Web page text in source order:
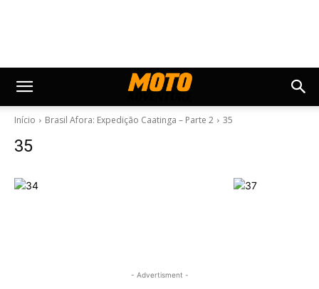
Início Brasil Afora: Expedição Caatinga – Parte 2 35
35
- Advertisment -